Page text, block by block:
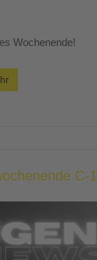
Wochenende!
C-1